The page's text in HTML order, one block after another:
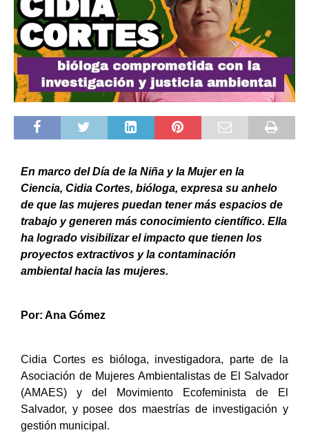
En marco del Día de la Niña y la Mujer en la
Ciencia, Cidia Cortes, bióloga, expresa su anhelo
de que las mujeres puedan tener más espacios de
trabajo y generen más conocimiento científico. Ella
ha logrado visibilizar el impacto que tienen los
proyectos extractivos y la contaminación
ambiental hacia las mujeres.
Por: Ana Gómez
Cidia Cortes es bióloga, investigadora, parte de la
Asociación de Mujeres Ambientalistas de El Salvador
(AMAES) y del Movimiento Ecofeminista de El
Salvador, y posee dos maestrías de investigación y
gestión municipal.